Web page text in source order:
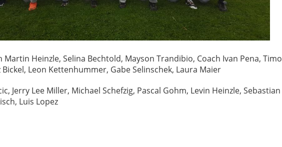
Martin Heinzle, Selina Bechtold, Mayson Trandibio, Coach Ivan Pena, Timo
Leon Kettenhummer, Gabe Selinschek, Laura Maier
Jerry Lee Miller, Michael Schefzig, Pascal Gohm, Levin Heinzle, Sebastian
Luis Lopez